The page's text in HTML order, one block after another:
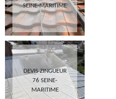
SEINE-MARITIME
DEVIS ZINGUEUR
76 SEINE-
MARITIME